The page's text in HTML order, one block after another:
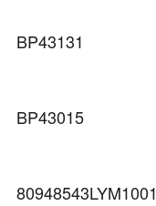
BP43131
BP43015
80948543LYM1001